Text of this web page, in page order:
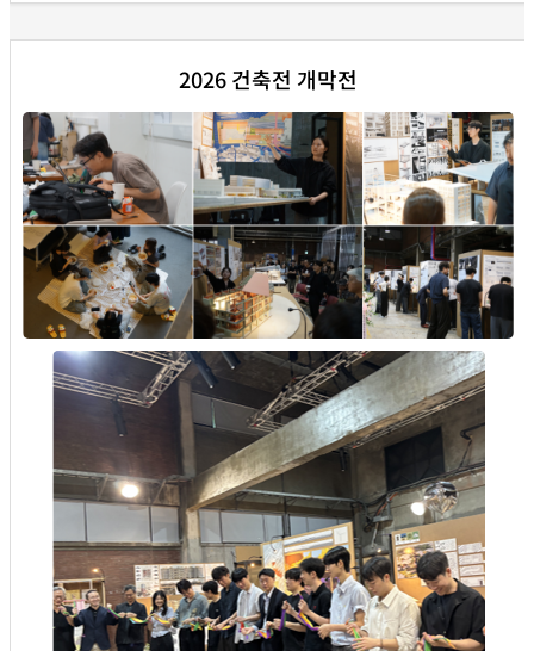
2026년 7월11일(토) 오전9시 서울대학교 39동 BK다목적 회
의실에서는 '여름건축학교'(교장 서현 교수)가 개최되었다. 행
사는 강연과 캠퍼스투어 및 건축전 관람 그리고 실습으로 나
누어 진행되었다. 오전 강연은 교감 맹필수, 김은주 교수의 건
축학 및 건축공학 강의가 있었고, 선발되지 않은 학생도 참석
할 수 있는 개방강의로 진행되었다. 강연 이후 참가학생 80명
은 4명씩 20개 조로 나누어, 학부 4,5학년 멘토들과 캠퍼스
투어 및 건축전을 관람하고, 오후 2시부터는 39동 4층,5층 설
계스튜디오에서 골판지로 의자를 만드는 실습을 진행하였다.
이후 작업결과물에 대한 발표 그리고 학과장 명의의 수료증
수여와 기념촬영으로 행사는 마무리 되었다.
여름건축학교는 고등학생을 대상으로 건축을 좀 더 가까이
경험하는 기회를 제공하고자 하는 목적으로 2003년~2019년
까지 진행해왔고, 코로나 이후에 7년 만에 다시 개최되었다.
2026 건축전 개막전